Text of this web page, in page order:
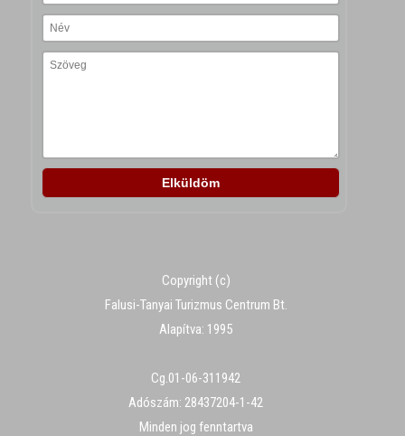
Copyright (c)
Falusi-Tanyai Turizmus Centrum Bt.
Alapítva: 1995
Cg.01-06-311942
Adószám: 28437204-1-42
Minden jog fenntartva